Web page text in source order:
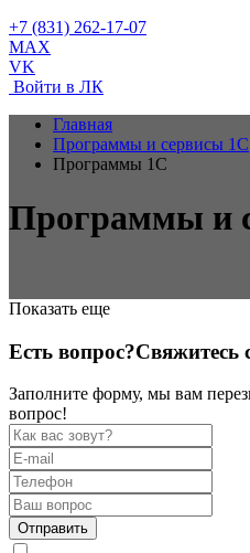
+7 (831) 262-17-07
MAX
VK
Войти в ЛК
Главная
Программы и сервисы 1С
Программы 1С
Программы и
Показать еще
Есть вопрос?Свяжитесь
Заполните форму, мы вам
вопрос!
Отправить